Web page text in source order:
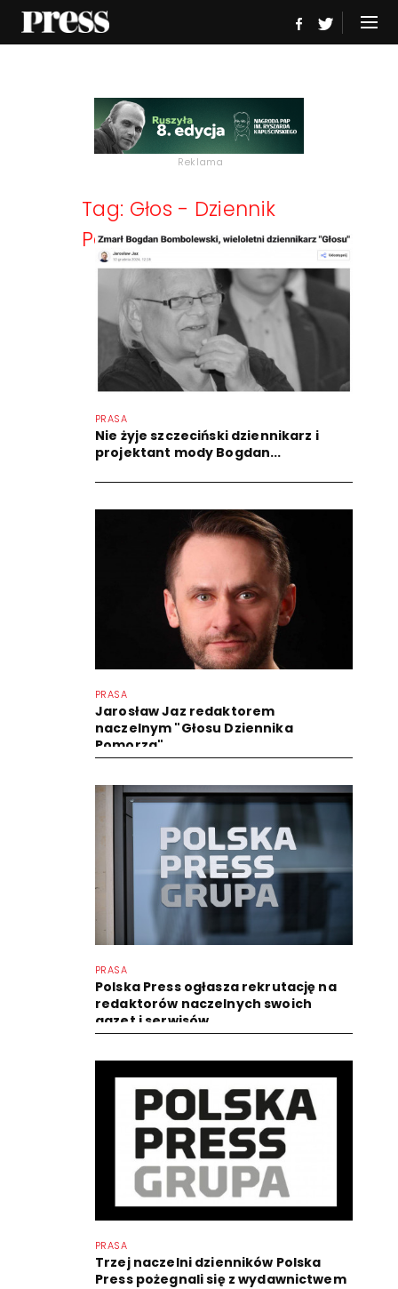
Reklama
Tag: Głos - Dziennik
Pomorza
PRASA
Nie żyje szczeciński dziennikarz i
projektant mody Bogdan...
PRASA
Jarosław Jaz redaktorem
naczelnym "Głosu Dziennika
Pomorza"
PRASA
Polska Press ogłasza rekrutację na
redaktorów naczelnych swoich
gazet i serwisów
PRASA
Trzej naczelni dzienników Polska
Press pożegnali się z wydawnictwem